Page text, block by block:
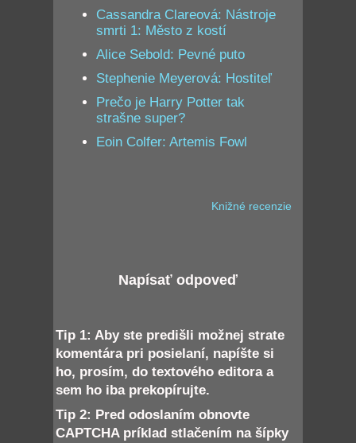
Cassandra Clareová: Nástroje
smrti 1: Město z kostí
Alice Sebold: Pevné puto
Stephenie Meyerová: Hostiteľ
Prečo je Harry Potter tak
strašne super?
Eoin Colfer: Artemis Fowl
Knižné recenzie
Napísať odpoveď
Tip 1: Aby ste predišli možnej strate
komentára pri posielaní, napíšte si
ho, prosím, do textového editora a
sem ho iba prekopírujte.
Tip 2: Pred odoslaním obnovte
CAPTCHA príklad stlačením na šípky